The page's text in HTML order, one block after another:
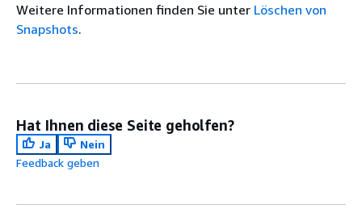
Weitere Informationen finden Sie unter Löschen von
Snapshots.
Hat Ihnen diese Seite geholfen?
Ja
Nein
Feedback geben